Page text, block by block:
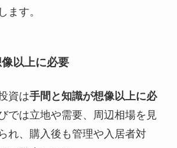
ます。
以上に必要
資は手間と知識が想像以上に必
では立地や需要、周辺相場を見
れ、購入後も管理や入居者対